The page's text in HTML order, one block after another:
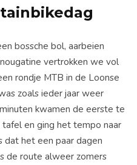
bossche bol, aarbeien
vertrokken we vol
rondje MTB in de Loonse
zoals ieder jaar weer
kwamen de eerste te
en ging het tempo naar
dat het een paar dagen
de route alweer zomers